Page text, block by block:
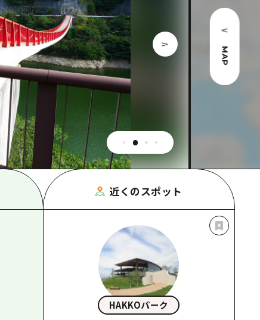
部
け情報一覧
メディア掲載情報
フォトダウンロード
関連リンク
MAP
近くのスポット
HAKKOパーク